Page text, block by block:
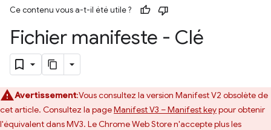
Ce contenu vous a-t-il été utile ?
Fichier manifeste - Clé
Avertissement:Vous consultez la version Manifest V2 obsolète de
cet article. Consultez la pageManifest V3 – Manifest keypour obtenir
l'équivalent dans MV3. Le Chrome Web Store n'accepte plus les